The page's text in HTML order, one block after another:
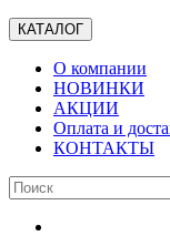
КАТАЛОГ
О компании
НОВИНКИ
АКЦИИ
Оплата и
КОНТАКТЫ